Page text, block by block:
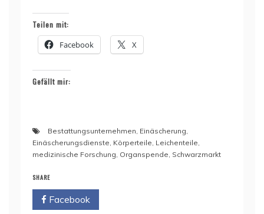
Teilen mit:
Facebook X
Gefällt mir:
Bestattungsunternehmen, Einäscherung,
Einäscherungsdienste, Körperteile, Leichenteile,
medizinische Forschung, Organspende, Schwarzmarkt
SHARE
Facebook